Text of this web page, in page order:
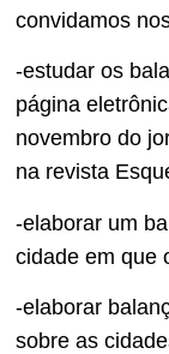
convidamos
-estudar os
página eletrô
novembro do
na revista
-elaborar um
cidade em que
-elaborar
sobre as